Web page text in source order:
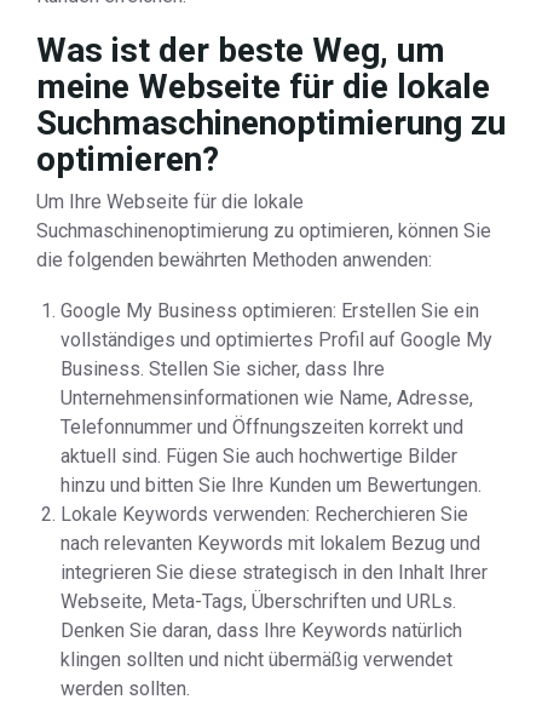
Was ist der beste Weg, um
meine Webseite für die lokale
Suchmaschinenoptimierung zu
optimieren?
Um Ihre Webseite für die lokale
Suchmaschinenoptimierung zu optimieren, können Sie
die folgenden bewährten Methoden anwenden:
Google My Business optimieren: Erstellen Sie ein
vollständiges und optimiertes Profil auf Google My
Business. Stellen Sie sicher, dass Ihre
Unternehmensinformationen wie Name, Adresse,
Telefonnummer und Öffnungszeiten korrekt und
aktuell sind. Fügen Sie auch hochwertige Bilder
hinzu und bitten Sie Ihre Kunden um Bewertungen.
Lokale Keywords verwenden: Recherchieren Sie
nach relevanten Keywords mit lokalem Bezug und
integrieren Sie diese strategisch in den Inhalt Ihrer
Webseite, Meta-Tags, Überschriften und URLs.
Denken Sie daran, dass Ihre Keywords natürlich
klingen sollten und nicht übermäßig verwendet
werden sollten.